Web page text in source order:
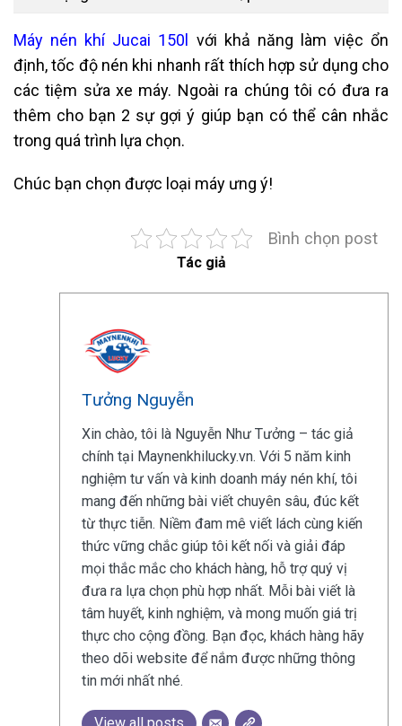
Máy nén khí Jucai 150l với khả năng làm việc ổn
định, tốc độ nén khi nhanh rất thích hợp sử dụng cho
các tiệm sửa xe máy. Ngoài ra chúng tôi có đưa ra
thêm cho bạn 2 sự gợi ý giúp bạn có thể cân nhắc
trong quá trình lựa chọn.
Chúc bạn chọn được loại máy ưng ý!
Bình chọn post
Tác giả
Tưởng Nguyễn
Xin chào, tôi là Nguyễn Như Tưởng – tác giả
chính tại Maynenkhilucky.vn. Với 5 năm kinh
nghiệm tư vấn và kinh doanh máy nén khí, tôi
mang đến những bài viết chuyên sâu, đúc kết
từ thực tiễn. Niềm đam mê viết lách cùng kiến
thức vững chắc giúp tôi kết nối và giải đáp
mọi thắc mắc cho khách hàng, hỗ trợ quý vị
đưa ra lựa chọn phù hợp nhất. Mỗi bài viết là
tâm huyết, kinh nghiệm, và mong muốn giá trị
thực cho cộng đồng. Bạn đọc, khách hàng hãy
theo dõi website để nắm được những thông
tin mới nhất nhé.